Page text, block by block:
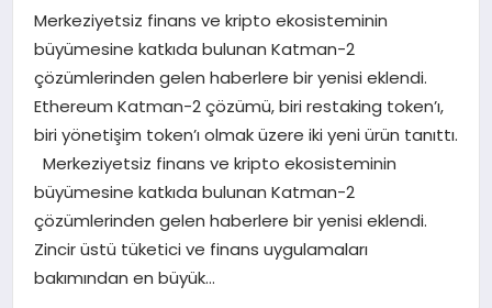
SPOR
YAŞAM
EĞITIM
Merkeziyetsiz finans ve kripto ekosisteminin
büyümesine katkıda bulunan Katman-2
çözümlerinden gelen haberlere bir yenisi eklendi.
Ethereum Katman-2 çözümü, biri restaking token’ı,
biri yönetişim token’ı olmak üzere iki yeni ürün tanıttı.
Merkeziyetsiz finans ve kripto ekosisteminin
büyümesine katkıda bulunan Katman-2
çözümlerinden gelen haberlere bir yenisi eklendi.
Zincir üstü tüketici ve finans uygulamaları
bakımından en büyük…